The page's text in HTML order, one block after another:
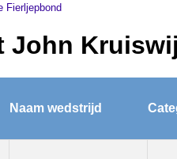
Fierljepbond
John
Naam wedstrijd